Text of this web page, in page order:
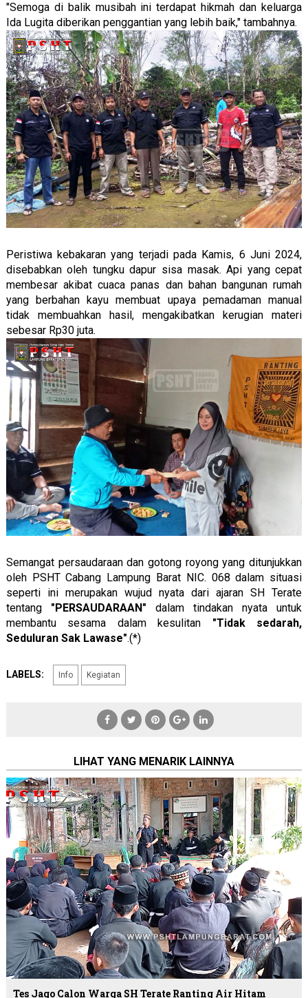
"Semoga di balik musibah ini terdapat hikmah dan keluarga
Ida Lugita diberikan penggantian yang lebih baik," tambahnya.
Peristiwa kebakaran yang terjadi pada Kamis, 6 Juni 2024,
disebabkan oleh tungku dapur sisa masak. Api yang cepat
membesar akibat cuaca panas dan bahan bangunan rumah
yang berbahan kayu membuat upaya pemadaman manual
tidak membuahkan hasil, mengakibatkan kerugian materi
sebesar Rp30 juta.
Semangat persaudaraan dan gotong royong yang ditunjukkan
oleh PSHT Cabang Lampung Barat NIC. 068 dalam situasi
seperti ini merupakan wujud nyata dari ajaran SH Terate
tentang "PERSAUDARAAN" dalam tindakan nyata untuk
membantu sesama dalam kesulitan "Tidak sedarah,
Seduluran Sak Lawase".(*)
LABELS: Info Kegiatan
LIHAT YANG MENARIK LAINNYA
Tes Jago Calon Warga SH Terate Ranting Air Hitam